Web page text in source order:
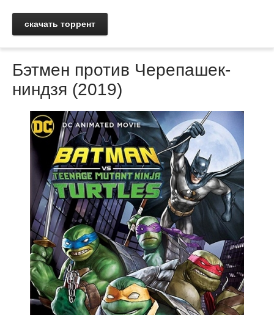
скачать торрент
Бэтмен против Черепашек-
ниндзя (2019)